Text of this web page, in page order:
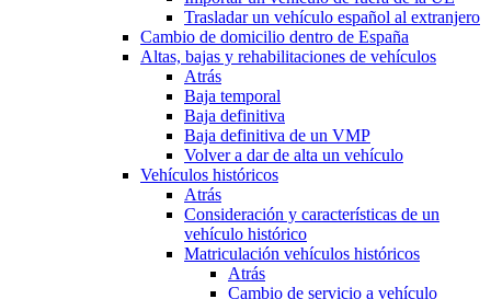
Trasladar un vehículo español al extranjero
Cambio de domicilio dentro de España
Altas, bajas y rehabilitaciones de vehículos
Atrás
Baja temporal
Baja definitiva
Baja definitiva de un VMP
Volver a dar de alta un vehículo
Vehículos históricos
Atrás
Consideración y características de un
vehículo histórico
Matriculación vehículos históricos
Atrás
Cambio de servicio a vehículo